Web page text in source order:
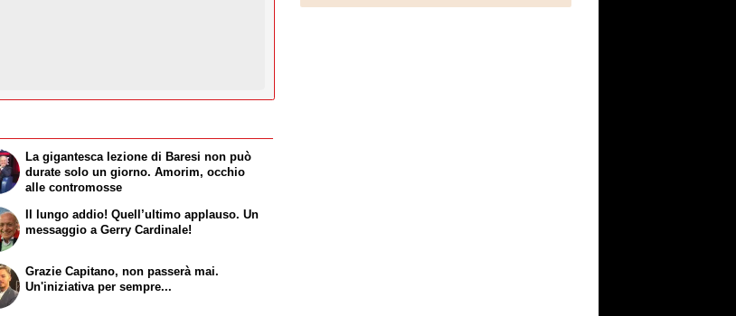
La gigantesca lezione di Baresi non può
durate solo un giorno. Amorim, occhio
alle contromosse
Il lungo addio! Quell’ultimo applauso. Un
messaggio a Gerry Cardinale!
Grazie Capitano, non passerà mai.
Un'iniziativa per sempre...